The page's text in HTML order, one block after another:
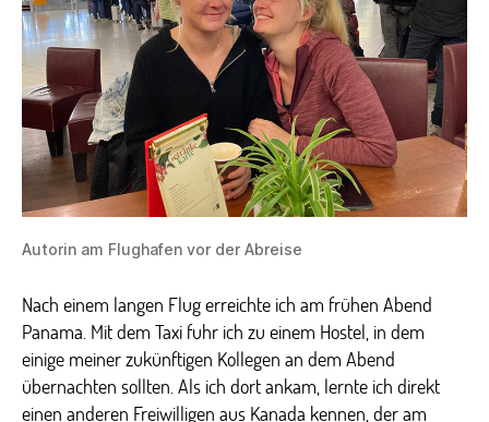
Autorin am Flughafen vor der Abreise
Nach einem langen Flug erreichte ich am frühen Abend
Panama. Mit dem Taxi fuhr ich zu einem Hostel, in dem
einige meiner zukünftigen Kollegen an dem Abend
übernachten sollten. Als ich dort ankam, lernte ich direkt
einen anderen Freiwilligen aus Kanada kennen, der am